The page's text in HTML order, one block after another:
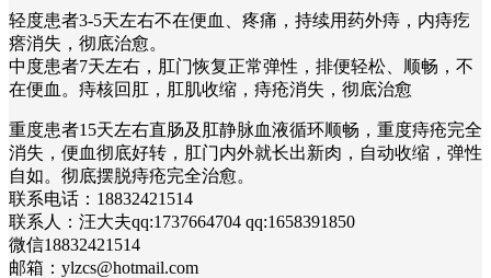
轻度患者3-5天左右不在便血、疼痛，持续用药外痔，内痔疙
瘩消失，彻底治愈。
中度患者7天左右，肛门恢复正常弹性，排便轻松、顺畅，不
在便血。痔核回肛，肛肌收缩，痔疮消失，彻底治愈
重度患者15天左右直肠及肛静脉血液循环顺畅，重度痔疮完全
消失，便血彻底好转，肛门内外就长出新肉，自动收缩，弹性
自如。彻底摆脱痔疮完全治愈。
联系电话：18832421514
联系人：汪大夫qq:1737664704 qq:1658391850
微信18832421514
邮箱：ylzcs@hotmail.com